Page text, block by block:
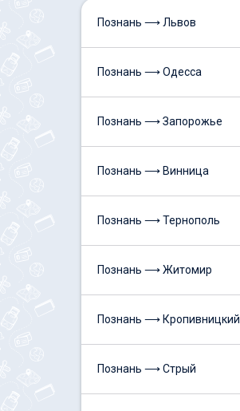
Познань ⟶ Львов
Познань ⟶ Одесса
Познань ⟶ Запорожье
Познань ⟶ Винница
Познань ⟶ Тернополь
Познань ⟶ Житомир
Познань ⟶ Кропивницкий
Познань ⟶ Стрый